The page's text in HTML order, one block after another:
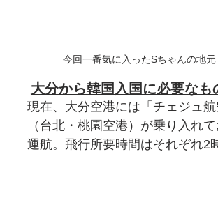
今回一番気に入ったSちゃんの地
大分から韓国入国に必要なも
現在、大分空港には「チェジュ
（台北・桃園空港）が乗り入れ
運航。飛行所要時間はそれぞれ2